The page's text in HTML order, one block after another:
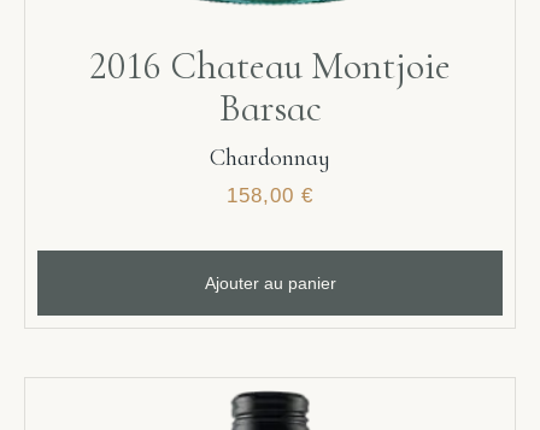
2016 Chateau Montjoie
Barsac
Chardonnay
158,00 €
Ajouter au panier